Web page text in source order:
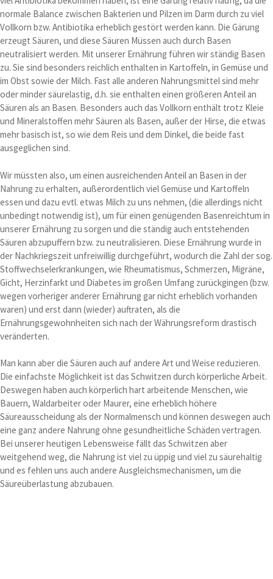
normale Balance zwischen Bakterien und Pilzen im Darm durch zu viel
Vollkorn bzw. Antibiotika erheblich gestört werden kann. Die Gärung
erzeugt Säuren, und diese Säuren Müssen auch durch Basen
neutralisiert werden. Mit unserer Ernährung führen wir ständig Basen
zu. Sie sind besonders reichlich enthalten in Kartoffeln, in Gemüse und
im Obst sowie der Milch. Fast alle anderen Nahrungsmittel sind mehr
oder minder säurelastig, d.h. sie enthalten einen größeren Anteil an
Säuren als an Basen. Besonders auch das Vollkorn enthält trotz Kleie
und Mineralstoffen mehr Säuren als Basen, außer der Hirse, die etwas
mehr basisch ist, so wie dem Reis und dem Dinkel, die beide fast
ausgeglichen sind.
Wir müssten also, um einen ausreichenden Anteil an Basen in der
Nahrung zu erhalten, außerordentlich viel Gemüse und Kartoffeln
essen und dazu evtl. etwas Milch zu uns nehmen, (die allerdings nicht
unbedingt notwendig ist), um für einen genügenden Basenreichtum in
unserer Ernährung zu sorgen und die ständig auch entstehenden
Säuren abzupuffern bzw. zu neutralisieren. Diese Ernährung wurde in
der Nachkriegszeit unfreiwillig durchgeführt, wodurch die Zahl der sog.
Stoffwechselerkrankungen, wie Rheumatismus, Schmerzen, Migräne,
Gicht, Herzinfarkt und Diabetes im großen Umfang zurückgingen (bzw.
wegen vorheriger anderer Ernährung gar nicht erheblich vorhanden
waren) und erst dann (wieder) auftraten, als die
Ernährungsgewohnheiten sich nach der Währungsreform drastisch
veränderten.
Man kann aber die Säuren auch auf andere Art und Weise reduzieren.
Die einfachste Möglichkeit ist das Schwitzen durch körperliche Arbeit.
Deswegen haben auch körperlich hart arbeitende Menschen, wie
Bauern, Waldarbeiter oder Maurer, eine erheblich höhere
Säureausscheidung als der Normalmensch und können deswegen auch
eine ganz andere Nahrung ohne gesundheitliche Schäden vertragen.
Bei unserer heutigen Lebensweise fällt das Schwitzen aber
weitgehend weg, die Nahrung ist viel zu üppig und viel zu säurehaltig
und es fehlen uns auch andere Ausgleichsmechanismen, um die
Säureüberlastung abzubauen.